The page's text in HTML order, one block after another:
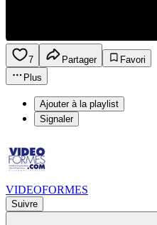
7 Partager
Favori
Plus
Ajouter à la playlist
Signaler
VIDEOFORMES
Suivre